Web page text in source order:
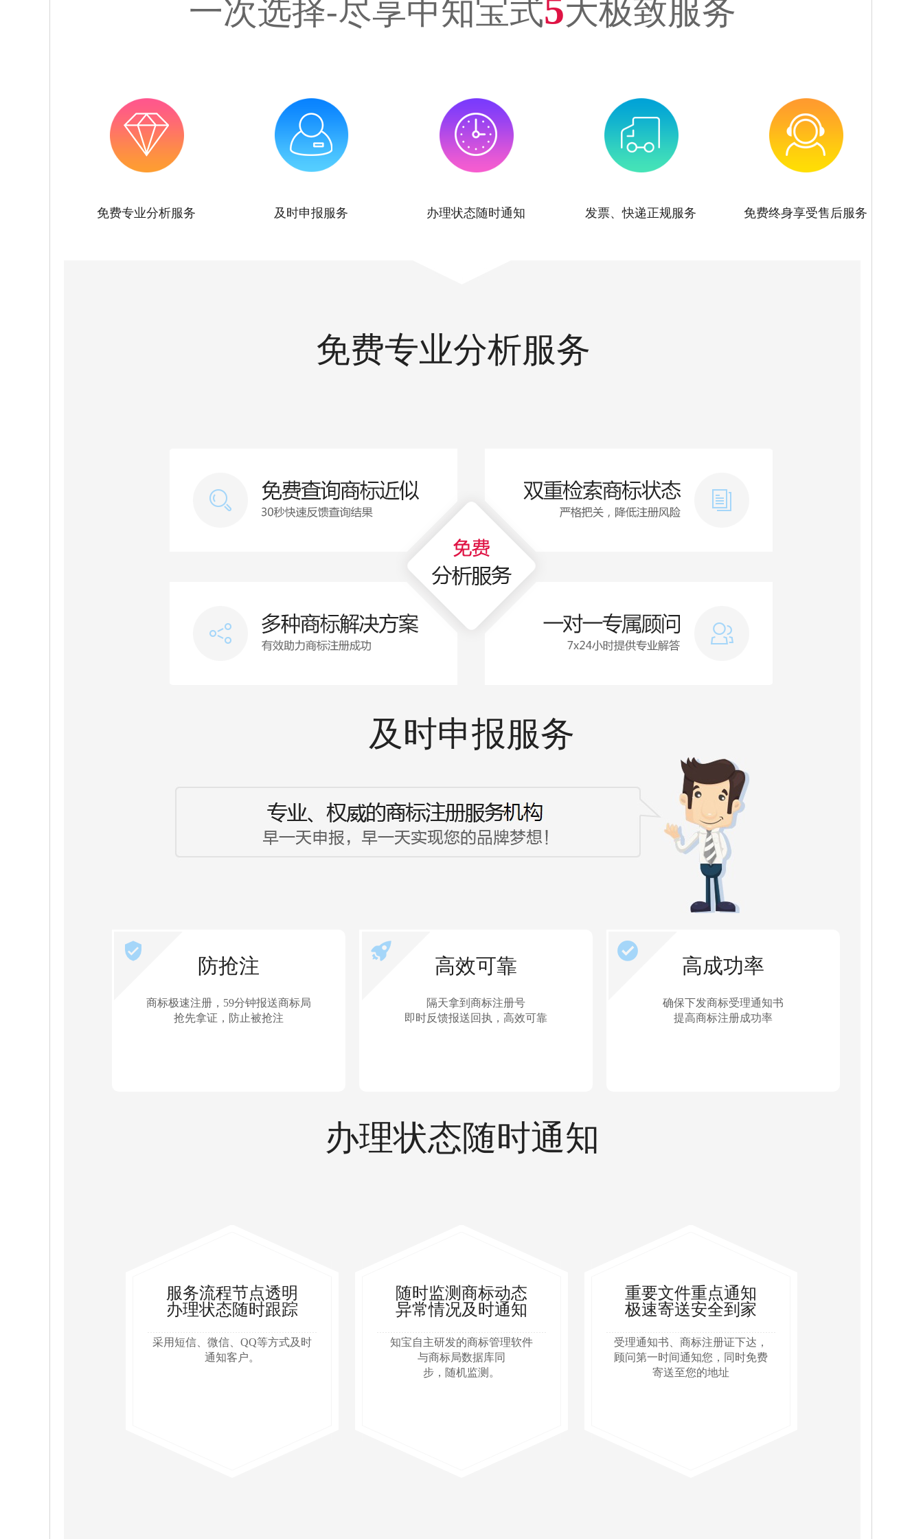
一次选择-尽享中知宝式5大极致服务
免费专业分析服务 及时申报服务 办理状态随时通知 发票、快递正规服务 免费终身享受售后服务
免费专业分析服务
及时申报服务
防抢注
商标极速注册，59分钟报送商标局
抢先拿证，防止被抢注
高效可靠
隔天拿到商标注册号
即时反馈报送回执，高效可靠
高成功率
确保下发商标受理通知书
提高商标注册成功率
办理状态随时通知
服务流程节点透明
办理状态随时跟踪
采用短信、微信、QQ等方式及时
通知客户。
随时监测商标动态
异常情况及时通知
知宝自主研发的商标管理软件
与商标局数据库同
步，随机监测。
重要文件重点通知
极速寄送安全到家
受理通知书、商标注册证下达，
顾问第一时间通知您，同时免费
寄送至您的地址